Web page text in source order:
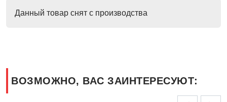
Данный товар снят с производства
ВОЗМОЖНО, ВАС ЗАИНТЕРЕСУЮТ: